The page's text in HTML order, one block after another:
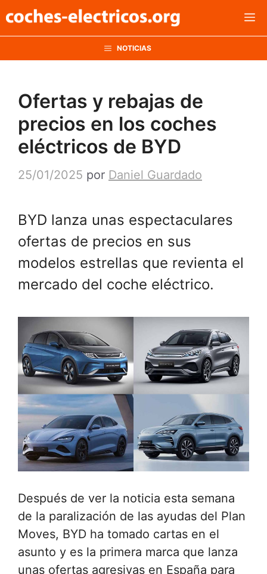
al
NOTICIAS
Ofertas y rebajas de
precios en los coches
eléctricos de BYD
25/01/2025 por Daniel Guardado
BYD lanza unas espectaculares
ofertas de precios en sus
modelos estrellas que revienta el
mercado del coche eléctrico.
Después de ver la noticia esta semana
de la paralización de las ayudas del Plan
Moves, BYD ha tomado cartas en el
asunto y es la primera marca que lanza
unas ofertas agresivas en España para